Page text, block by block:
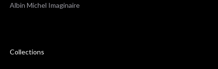
Albin Michel Imaginaire
Collections